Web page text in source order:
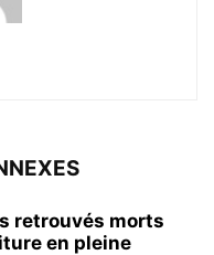
retrouvés morts
en pleine